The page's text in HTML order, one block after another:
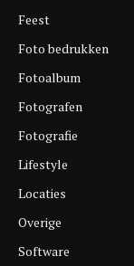
Feest
Foto bedrukken
Fotoalbum
Fotografen
Fotografie
Lifestyle
Locaties
Overige
Software